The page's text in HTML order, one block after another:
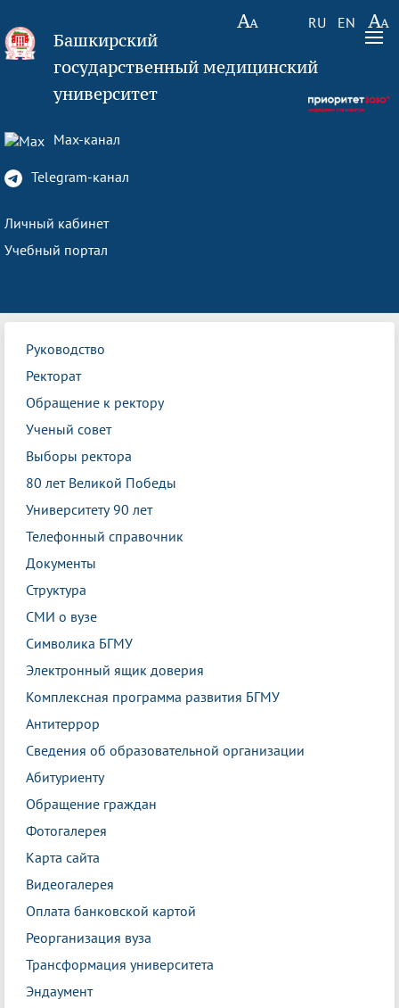
RU EN
Башкирский
государственный медицинский
университет
Max-канал
Telegram-канал
Личный кабинет
Учебный портал
Руководство
Ректорат
Обращение к ректору
Ученый совет
Выборы ректора
80 лет Великой Победы
Университету 90 лет
Телефонный справочник
Документы
Структура
СМИ о вузе
Символика БГМУ
Электронный ящик доверия
Комплексная программа развития БГМУ
Антитеррор
Сведения об образовательной организации
Абитуриенту
Обращение граждан
Фотогалерея
Карта сайта
Видеогалерея
Оплата банковской картой
Реорганизация вуза
Трансформация университета
Эндаумент